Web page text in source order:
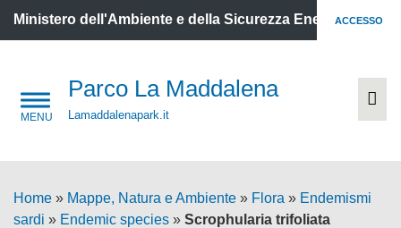
Ministero dell'Ambiente e della Sicurezza Energetica
ACCESSO
Parco La Maddalena
Lamaddalenapark.it
Home » Mappe, Natura e Ambiente » Flora » Endemismi
sardi » Endemic species » Scrophularia trifoliata